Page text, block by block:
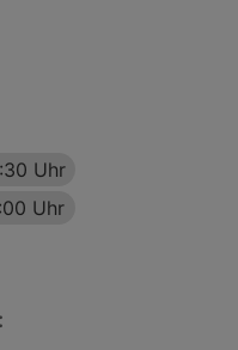
Uhr
Uhr